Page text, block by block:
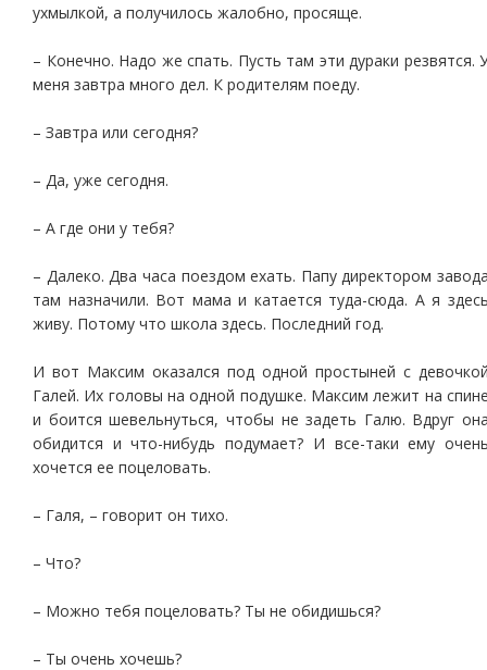
ухмылкой, а получилось жалобно, просяще.
– Конечно. Надо же спать. Пусть там эти дураки резвятся.
меня завтра много дел. К родителям поеду.
– Завтра или сегодня?
– Да, уже сегодня.
– А где они у тебя?
– Далеко. Два часа поездом ехать. Папу директором
там назначили. Вот мама и катается туда-сюда. А я
живу. Потому что школа здесь. Последний год.
И вот Максим оказался под одной простыней с
Галей. Их головы на одной подушке. Максим лежит на
и боится шевельнуться, чтобы не задеть Галю. Вдруг
обидится и что-нибудь подумает? И все-таки ему
хочется ее поцеловать.
– Галя, – говорит он тихо.
– Что?
– Можно тебя поцеловать? Ты не обидишься?
– Ты очень хочешь?